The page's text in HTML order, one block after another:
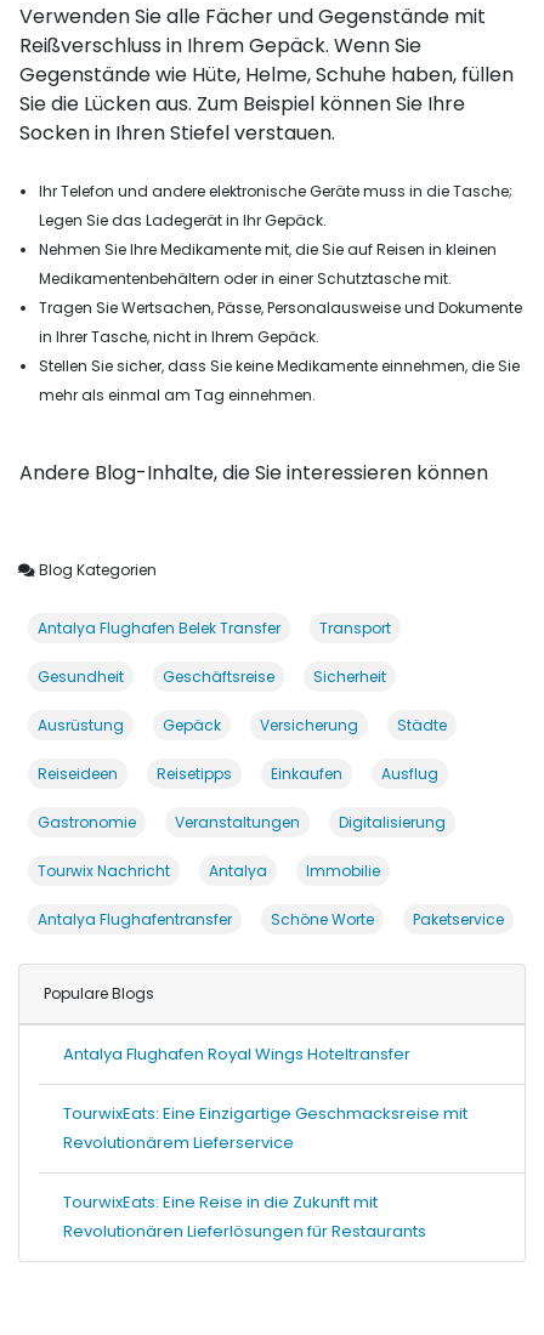
Verwenden Sie alle Fächer und Gegenstände mit
Reißverschluss in Ihrem Gepäck. Wenn Sie
Gegenstände wie Hüte, Helme, Schuhe haben, füllen
Sie die Lücken aus. Zum Beispiel können Sie Ihre
Socken in Ihren Stiefel verstauen.
Ihr Telefon und andere elektronische Geräte muss in die Tasche;
Legen Sie das Ladegerät in Ihr Gepäck.
Nehmen Sie Ihre Medikamente mit, die Sie auf Reisen in kleinen
Medikamentenbehältern oder in einer Schutztasche mit.
Tragen Sie Wertsachen, Pässe, Personalausweise und Dokumente
in Ihrer Tasche, nicht in Ihrem Gepäck.
Stellen Sie sicher, dass Sie keine Medikamente einnehmen, die Sie
mehr als einmal am Tag einnehmen.
Andere Blog-Inhalte, die Sie interessieren können
Blog Kategorien
Antalya Flughafen Belek Transfer Transport
Gesundheit Geschäftsreise Sicherheit
Ausrüstung Gepäck Versicherung Städte
Reiseideen Reisetipps Einkaufen Ausflug
Gastronomie Veranstaltungen Digitalisierung
Tourwix Nachricht Antalya Immobilie
Antalya Flughafentransfer Schöne Worte Paketservice
Populare Blogs
Antalya Flughafen Royal Wings Hoteltransfer
TourwixEats: Eine Einzigartige Geschmacksreise mit
Revolutionärem Lieferservice
TourwixEats: Eine Reise in die Zukunft mit
Revolutionären Lieferlösungen für Restaurants